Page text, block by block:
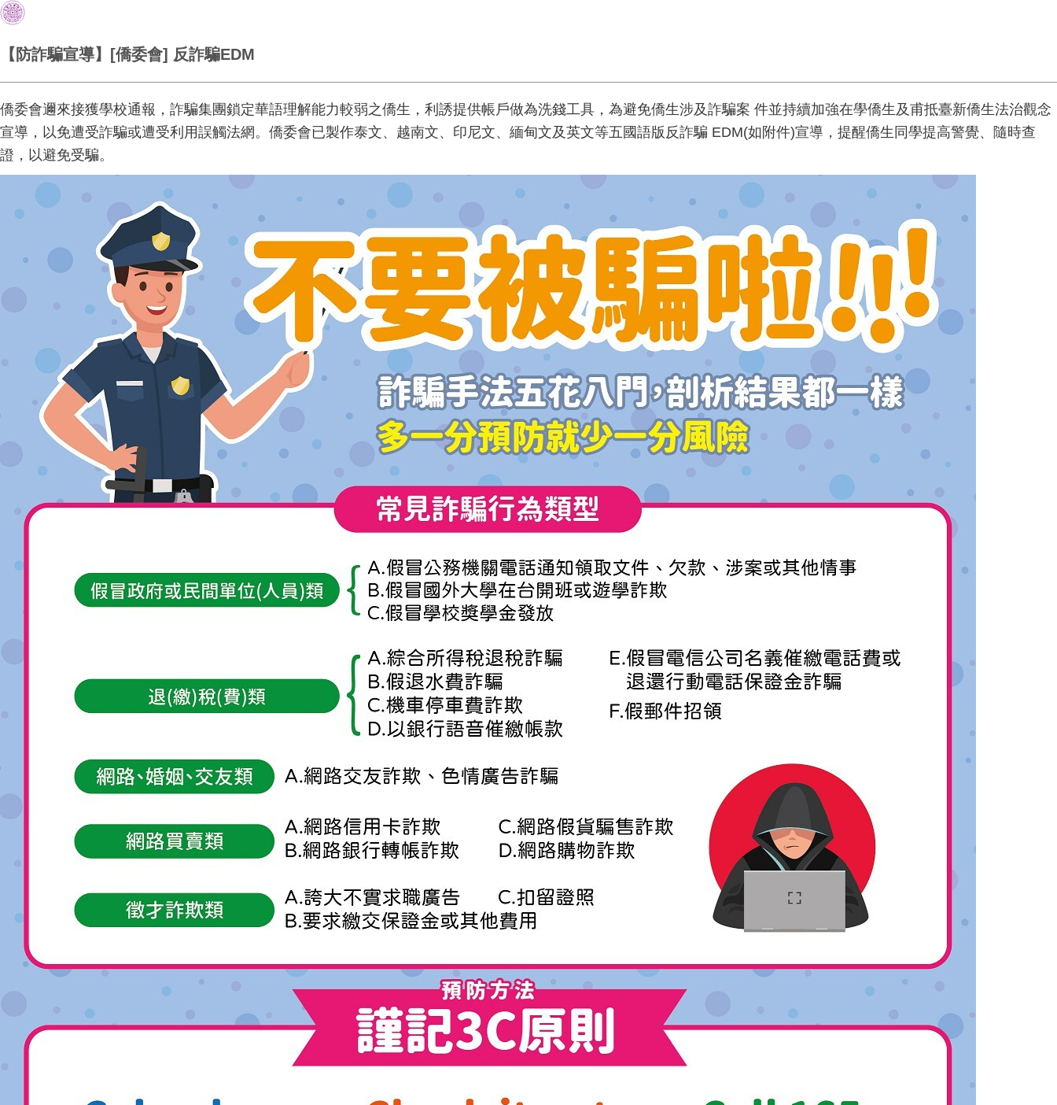
【防詐騙宣導】[僑委會] 反詐騙EDM
僑委會邇來接獲學校通報，詐騙集團鎖定華語理解能力較弱之僑生，利誘提供帳戶做為洗錢工具，為避免僑生涉及詐騙案 件並持續加強在學僑生及甫抵臺新僑生法治觀念
宣導，以免遭受詐騙或遭受利用誤觸法網。 僑委會已製作泰文、越南文、印尼文、緬甸文及英文等五國語版反詐騙 EDM(如附件)宣導，提醒僑生同學提高警覺、隨時查
證，以避免受騙。